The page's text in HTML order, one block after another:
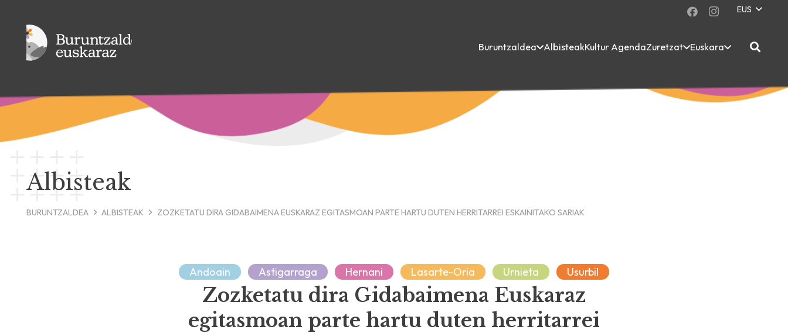
EUS
Buruntzaldea AlbisteakKultur AgendaZuretzat Euskara
Albisteak
BURUNTZALDEA ALBISTEAK ZOZKETATU DIRA GIDABAIMENA EUSKARAZ EGITASMOAN PARTE HARTU DUTEN HERRITARREI ESKAINITAKO SARIAK
Andoain Astigarraga Hernani Lasarte-Oria Urnieta Usurbil
Zozketatu dira Gidabaimena Euskaraz
egitasmoan parte hartu duten herritarrei